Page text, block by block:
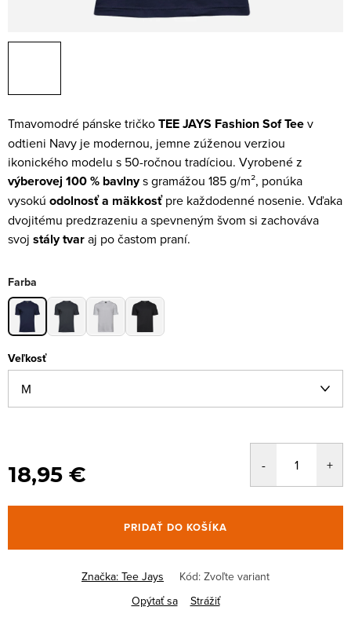
Tmavomodré pánske tričkoTEE JAYS Fashion Sof Teev
odtieni Navy je modernou, jemne zúženou verziou
ikonického modelu s 50-ročnou tradíciou. Vyrobené z
výberovej 100 % bavlnys gramážou 185 g/m², ponúka
vysokú odolnosť a mäkkosťpre každodenné nosenie. Vďaka
dvojitému predzrazeniu a spevneným švom si zachováva
svoj stály tvaraj po častom praní.
Farba
Veľkosť
18,95 €
PRIDAŤ DO KOŠÍKA
Značka: Tee Jays Kód: Zvoľte variant
Opýtať sa
Strážiť